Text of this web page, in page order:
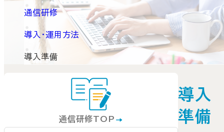
通信研修
導入・運用方法
導入準備
通信研修TOP
導入
準備